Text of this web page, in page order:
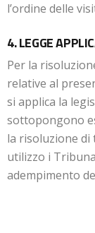
l’ordine delle
4. LEGGE
Per la
relative al
si applica la
sottopongono
la risoluzione
utilizzo i
adempimento